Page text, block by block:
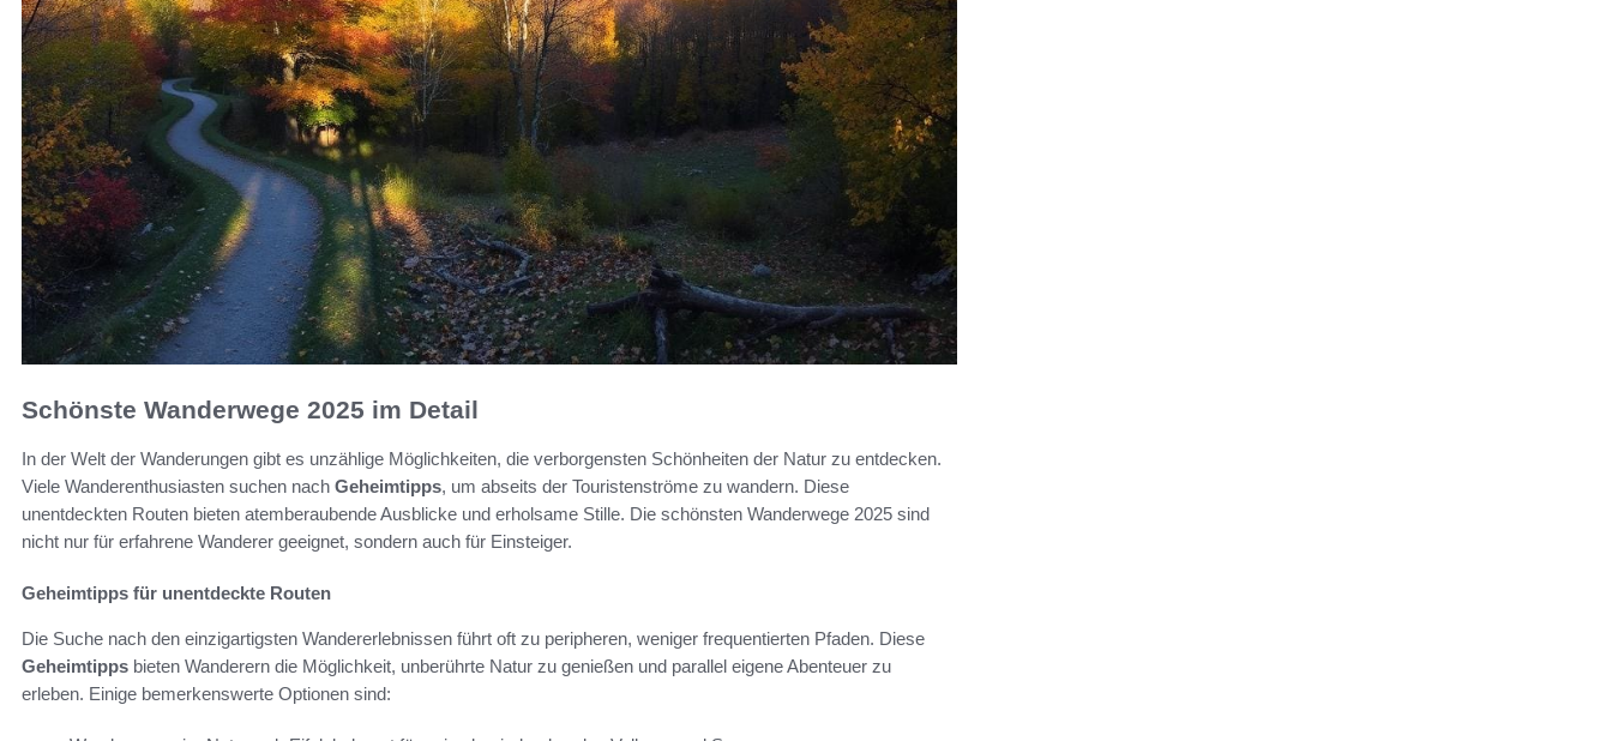
Schönste Wanderwege 2025 im Detail
In der Welt der Wanderungen gibt es unzählige Möglichkeiten, die verborgensten Schönheiten der Natur zu entdecken.
Viele Wanderenthusiasten suchen nach Geheimtipps, um abseits der Touristenströme zu wandern. Diese
unentdeckten Routen bieten atemberaubende Ausblicke und erholsame Stille. Die schönsten Wanderwege 2025 sind
nicht nur für erfahrene Wanderer geeignet, sondern auch für Einsteiger.
Geheimtipps für unentdeckte Routen
Die Suche nach den einzigartigsten Wandererlebnissen führt oft zu peripheren, weniger frequentierten Pfaden. Diese
Geheimtipps bieten Wanderern die Möglichkeit, unberührte Natur zu genießen und parallel eigene Abenteuer zu
erleben. Einige bemerkenswerte Optionen sind: